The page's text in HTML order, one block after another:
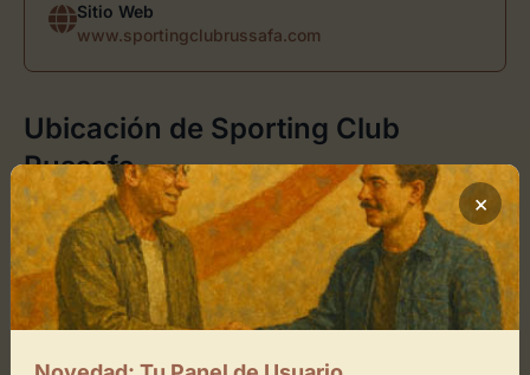
Sitio Web
www.sportingclubrussafa.com
Ubicación de Sporting Club
Russafa
Cómo llegar
+
−
×